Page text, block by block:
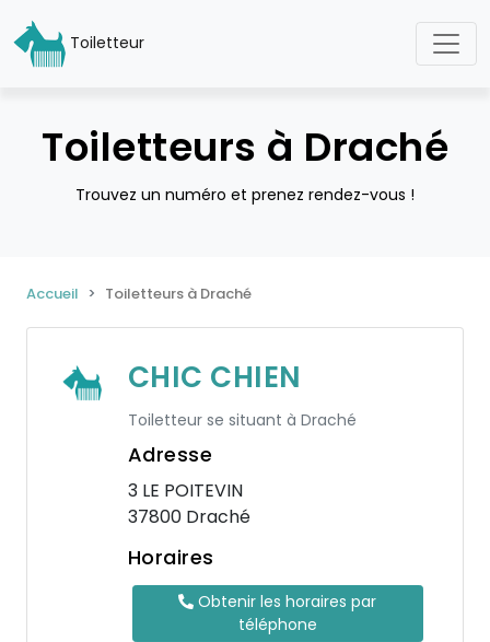
Toiletteur
Toiletteurs à Draché
Trouvez un numéro et prenez rendez-vous !
Accueil Toiletteurs à Draché
CHIC CHIEN
Toiletteur se situant à Draché
Adresse
3 LE POITEVIN
37800 Draché
Horaires
Obtenir les horaires par
téléphone